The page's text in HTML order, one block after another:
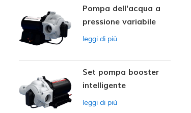
Pompa dell'acqua a
pressione variabile
intelligente
leggi di più
Set pompa booster
intelligente
leggi di più